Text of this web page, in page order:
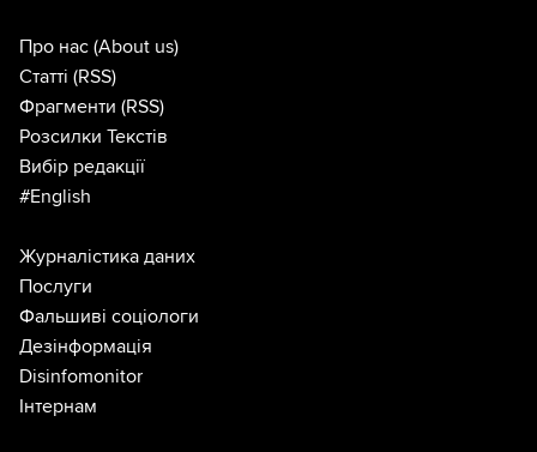
Про нас (About us)
Статті (RSS)
Фрагменти (RSS)
Розсилки Текстів
Вибір редакції
#English
Журналістика даних
Послуги
Фальшиві соціологи
Дезінформація
Disinfomonitor
Інтернам